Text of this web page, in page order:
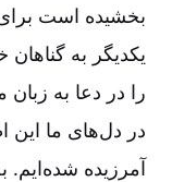
بخشیده است
یکدیگر به
را در دعا به
در دل‌های ما این
آمرزیده